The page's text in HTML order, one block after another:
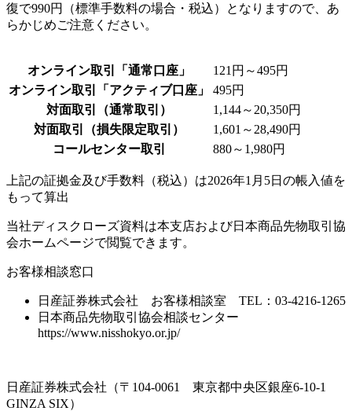
復で990円（標準手数料の場合・税込）となりますので、あ
らかじめご注意ください。
オンライン取引「通常口座」
121円～495円
オンライン取引「アクティブ口座」
495円
対面取引（通常取引）
1,144～20,350円
対面取引（損失限定取引）
1,601～28,490円
コールセンター取引
880～1,980円
上記の証拠金及び手数料（税込）は2026年1月5日の帳入値を
もって算出
当社ディスクローズ資料は本支店および日本商品先物取引協
会ホームページで閲覧できます。
お客様相談窓口
日産証券株式会社 お客様相談室 TEL：03-4216-1265
日本商品先物取引協会相談センター
https://www.nisshokyo.or.jp/
日産証券株式会社（〒104-0061 東京都中央区銀座6-10-1
GINZA SIX）